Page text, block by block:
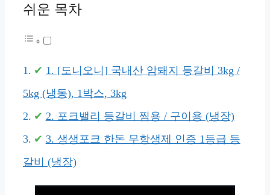
쉬운 목차
1. [도니오니] 국내산 암퇘지 등갈비 3kg /
5kg (냉동), 1박스, 3kg
2. 포크밸리 등갈비 찜용 / 구이용 (냉장)
3. 생생포크 한돈 무항생제 인증 1등급 등
갈비 (냉장)